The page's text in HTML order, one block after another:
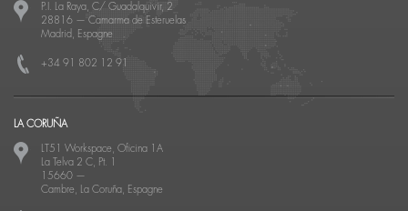
P.I. La Raya, C/ Guadalquivir, 2
28816 — Camarma de Esteruelas
Madrid, Espagne
+34 91 802 12 91
LA CORUÑA
LT51 Workspace, Oficina 1A
La Telva 2 C, Pt. 1
15660 —
Cambre, La Coruña, Espagne